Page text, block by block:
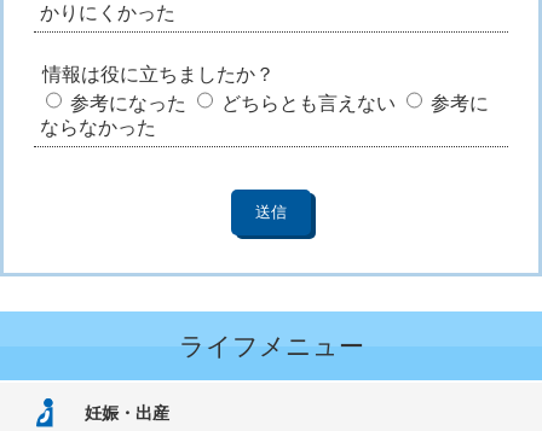
かりにくかった
情報は役に立ちましたか？
参考になった
どちらとも言えない
参考に
ならなかった
ライフメニュー
妊娠・出産